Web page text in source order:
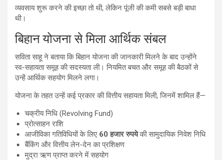
व्यवसाय शुरू करने की इच्छा तो थी, लेकिन पूंजी की कमी सबसे बड़ी बाधा
थी।
बिहान योजना से मिला आर्थिक संबल
सविता साहू ने बताया कि बिहान योजना की जानकारी मिलने के बाद उन्होंने
स्व-सहायता समूह की सदस्यता ली। नियमित बचत और समूह की बैठकों से
उन्हें आर्थिक सहयोग मिलने लगा।
योजना के तहत उन्हें कई प्रकार की वित्तीय सहायता मिली, जिनमें शामिल हैं—
चक्रीय निधि (Revolving Fund)
प्रोत्साहन राशि
आजीविका गतिविधियों के लिए 60 हजार रुपयेकी सामुदायिक निवेश निधि
बैंकिंग और वित्तीय लेन-देन का प्रशिक्षण
मुद्रा ऋण प्राप्त करने में सहयोग